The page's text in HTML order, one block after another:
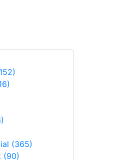
(365)
(90)
(365)
(90)